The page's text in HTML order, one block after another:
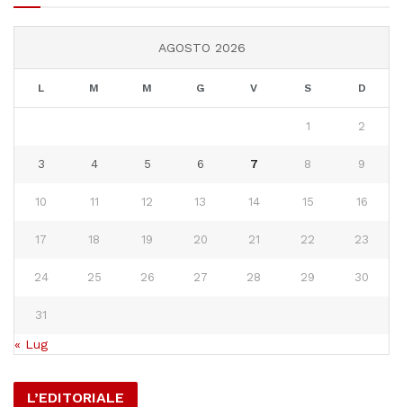
AGOSTO 2026
L M M G V S D
1 2
3 4 5 6 7 8 9
10 11 12 13 14 15 16
17 18 19 20 21 22 23
24 25 26 27 28 29 30
31
« Lug
L’EDITORIALE